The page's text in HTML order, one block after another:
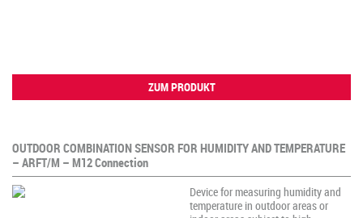
ZUM PRODUKT
OUTDOOR COMBINATION SENSOR FOR HUMIDITY AND TEMPERATURE
– ARFT/M – M12 Connection
Device for measuring humidity and
temperature in outdoor areas or